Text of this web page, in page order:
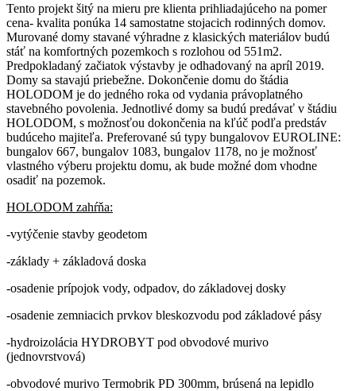
Tento projekt šitý na mieru pre klienta prihliadajúceho na pomer
cena- kvalita ponúka 14 samostatne stojacich rodinných domov.
Murované domy stavané výhradne z klasických materiálov budú
stáť na komfortných pozemkoch s rozlohou od 551m2.
Predpokladaný začiatok výstavby je odhadovaný na apríl 2019.
Domy sa stavajú priebežne. Dokončenie domu do štádia
HOLODOM je do jedného roka od vydania právoplatného
stavebného povolenia. Jednotlivé domy sa budú predávať v štádiu
HOLODOM, s možnosťou dokončenia na kľúč podľa predstáv
budúceho majiteľa. Preferované sú typy bungalovov EUROLINE:
bungalov 667, bungalov 1083, bungalov 1178, no je možnosť
vlastného výberu projektu domu, ak bude možné dom vhodne
osadiť na pozemok.
HOLODOM zahŕňa:
-vytýčenie stavby geodetom
-základy + základová doska
-osadenie prípojok vody, odpadov, do základovej dosky
-osadenie zemniacich prvkov bleskozvodu pod základové pásy
-hydroizolácia HYDROBYT pod obvodové murivo
(jednovrstvová)
-obvodové murivo Termobrik PD 300mm, brúsená na lepidlo